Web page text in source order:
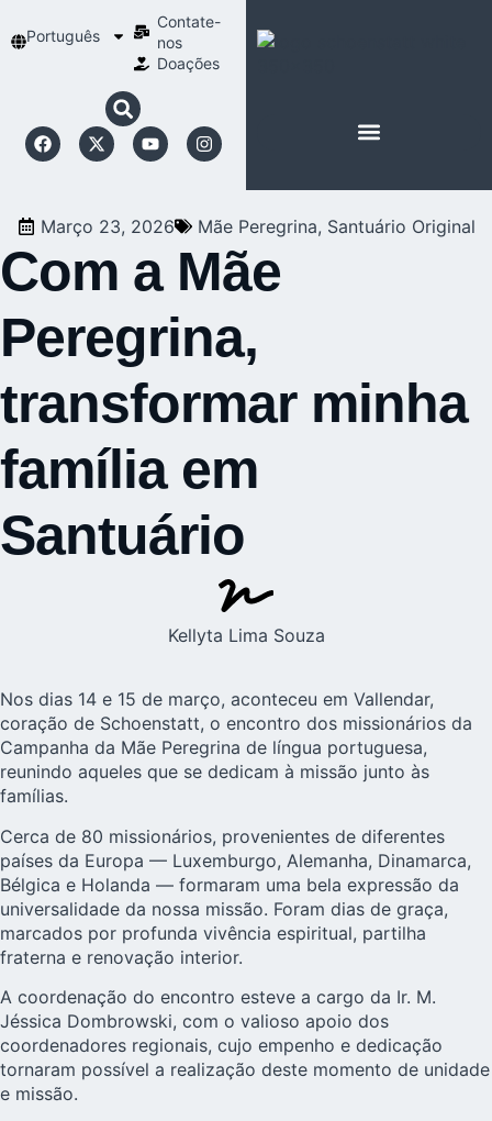
Português
Contate-
nos
Doações
Março 23, 2026 Mãe Peregrina, Santuário Original
Com a Mãe
Peregrina,
transformar minha
família em
Santuário
Kellyta Lima Souza
Nos dias 14 e 15 de março, aconteceu em Vallendar,
coração de Schoenstatt, o encontro dos missionários da
Campanha da Mãe Peregrina de língua portuguesa,
reunindo aqueles que se dedicam à missão junto às
famílias.
Cerca de 80 missionários, provenientes de diferentes
países da Europa — Luxemburgo, Alemanha, Dinamarca,
Bélgica e Holanda — formaram uma bela expressão da
universalidade da nossa missão. Foram dias de graça,
marcados por profunda vivência espiritual, partilha
fraterna e renovação interior.
A coordenação do encontro esteve a cargo da Ir. M.
Jéssica Dombrowski, com o valioso apoio dos
coordenadores regionais, cujo empenho e dedicação
tornaram possível a realização deste momento de unidade
e missão.